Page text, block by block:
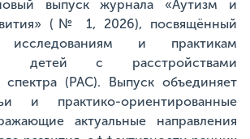
выпуск журнала «Аутизм и
(№ 1, 2026), посвящённый
исследованиям и практикам
детей с расстройствами
спектра (РАС). Выпуск объединяет
и практико-ориентированные
актуальные направления